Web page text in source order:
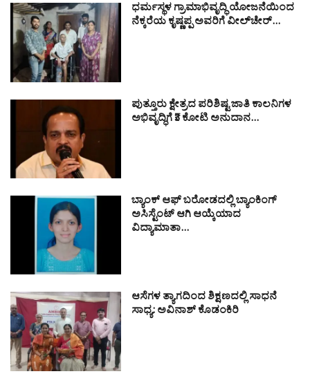
ಧರ್ಮಸ್ಥಳ ಗ್ರಾಮಾಭಿವೃದ್ಧಿ ಯೋಜನೆಯಿಂದ
ನೆಕ್ಕರೆಯ ಕೃಷ್ಣಪ್ಪ ಅವರಿಗೆ ವೀಲ್‌ಚೇರ್…
ಪುತ್ತೂರು ಕ್ಷೇತ್ರದ ಪರಿಶಿಷ್ಟ ಜಾತಿ ಕಾಲನಿಗಳ
ಅಭಿವೃದ್ಧಿಗೆ ₹3 ಕೋಟಿ ಅನುದಾನ…
ಬ್ಯಾಂಕ್ ಆಫ್ ಬರೋಡದಲ್ಲಿ ಬ್ಯಾಂಕಿಂಗ್
ಅಸಿಸ್ಟೆಂಟ್ ಆಗಿ ಆಯ್ಕೆಯಾದ
ವಿದ್ಯಾಮಾತಾ…
ಆಸೆಗಳ ತ್ಯಾಗದಿಂದ ಶಿಕ್ಷಣದಲ್ಲಿ ಸಾಧನೆ
ಸಾಧ್ಯ: ಅವಿನಾಶ್ ಕೊಡಂಕಿರಿ